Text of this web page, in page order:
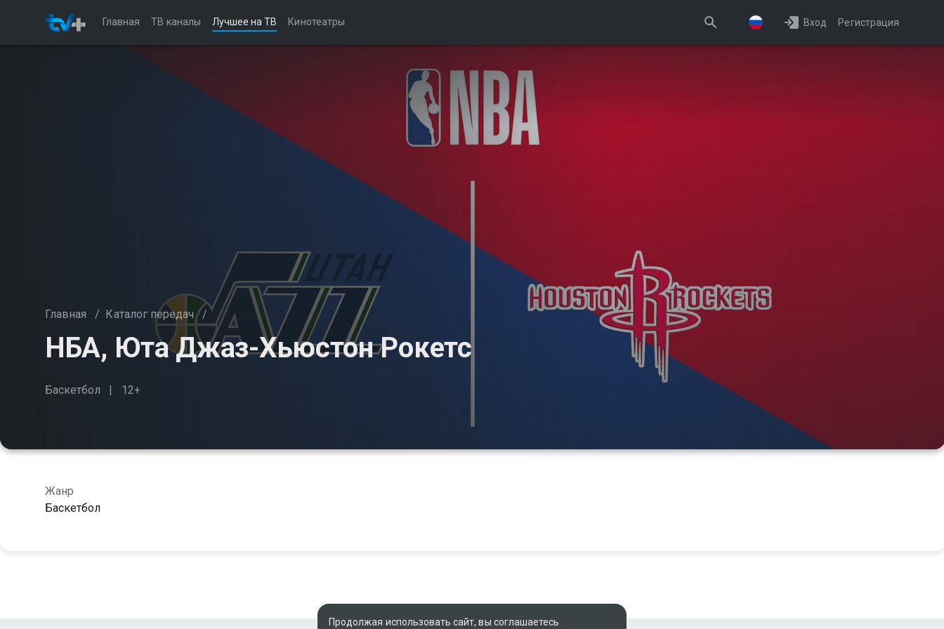
Главная ТВ каналы Лучшее на ТВ Кинотеатры Вход Регистрация
Главная / Каталог передач /
НБА, Юта Джаз-Хьюстон Рокетс
Баскетбол 12+
Жанр
Баскетбол
Продолжая использовать сайт, вы соглашаетесь